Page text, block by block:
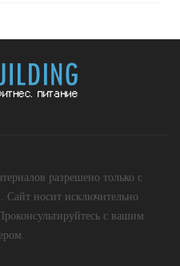
разрешено только с
Сайт носит исключительно
с вашим